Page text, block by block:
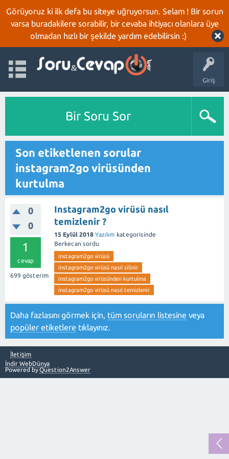
Görüyoruz ki ilk defa bu siteye uğruyorsun. Selam ! Bir sorun
varsa buradakilere sorabilir, bir cevaba ihtiyacı olanlara üye
olmadan hızlı bir şekilde yardım edebilirsin :)
Giriş
Bir Soru Sor
Son etiketlenen sorular
instagram2go virüsünden
kurtulma
0
0
1
cevap
699 gösterim
Instagram2go virüsü nasıl
temizlenir ?
15 Eylül 2018 Yazılım kategorisinde
Berkecan sordu
instagram2go virüsü
instagram2go virüsü nasıl silinir
instagram2go virüsünden kurtulma
instagram2go virüsü nasıl temizlenir
Daha fazlasını görmek için, tüm soruların listesine veya
popüler etiketlere tıklayınız.
İletişim
İndir WebDünya
Powered byQuestion2Answer